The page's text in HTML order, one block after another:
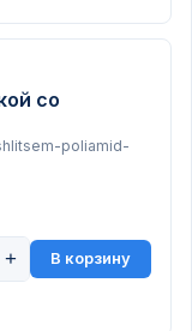
со
poliamid-
+ В корзину